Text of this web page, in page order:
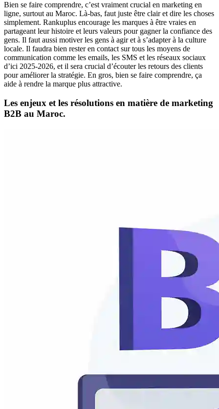
Bien se faire comprendre, c’est vraiment crucial en marketing en
ligne, surtout au Maroc. Là-bas, faut juste être clair et dire les choses
simplement. Rankuplus encourage les marques à être vraies en
partageant leur histoire et leurs valeurs pour gagner la confiance des
gens. Il faut aussi motiver les gens à agir et à s’adapter à la culture
locale. Il faudra bien rester en contact sur tous les moyens de
communication comme les emails, les SMS et les réseaux sociaux
d’ici 2025-2026, et il sera crucial d’écouter les retours des clients
pour améliorer la stratégie. En gros, bien se faire comprendre, ça
aide à rendre la marque plus attractive.
Les enjeux et les résolutions en matière de marketing
B2B au Maroc.